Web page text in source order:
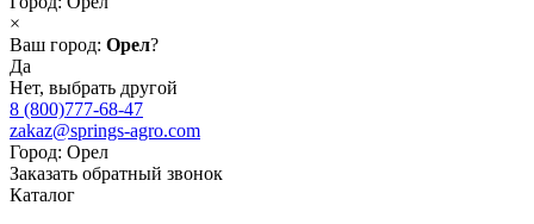
×
Ваш город: Орел?
Да
Нет, выбрать другой
8 (800)777-68-47
zakaz@springs-agro.com
Город: Орел
Заказать обратный звонок
Каталог